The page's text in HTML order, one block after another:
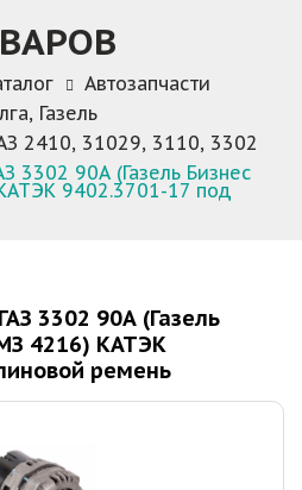
Автозапчасти
Газель
2410, 31029, 3110, 3302
3302 90А (Газель Бизнес
9402.3701-17 под
3302 90А (Газель
4216) КАТЭК
ремень